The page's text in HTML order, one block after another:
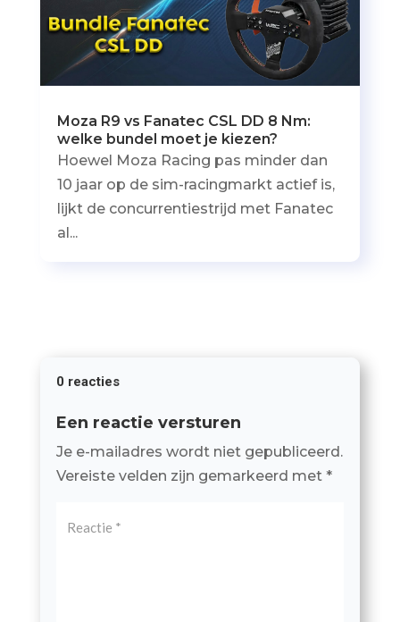
Moza R9 vs Fanatec CSL DD 8 Nm:
welke bundel moet je kiezen?
Hoewel Moza Racing pas minder dan
10 jaar op de sim-racingmarkt actief is,
lijkt de concurrentiestrijd met Fanatec
al...
0 reacties
Een reactie versturen
Je e-mailadres wordt niet gepubliceerd.
Vereiste velden zijn gemarkeerd met *